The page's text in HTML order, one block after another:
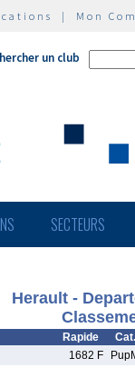
| Mon
un club
SECTEURS
Herault -
Rapide Cat.
1682 F